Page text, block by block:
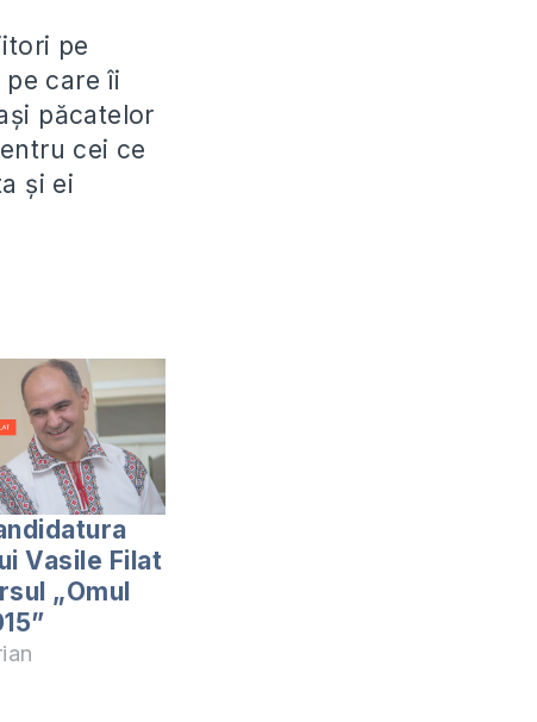
pe
care îi
păcatelor
cei ce
și ei
Vasile Filat
„Omul